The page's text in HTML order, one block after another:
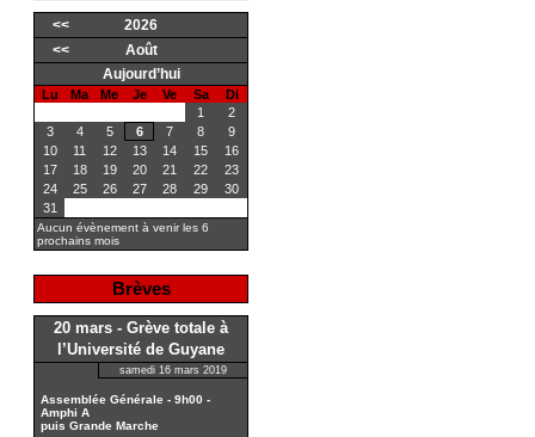
<<
2026
<<
Août
Aujourd’hui
Lu Ma Me Je Ve Sa
Di
1
2
3
4 5 6 7 8
9
10
11 12 13 14 15
16
17
18 19 20 21 22
23
24
25 26 27 28 29
30
31
Aucun évènement à venir les 6
prochains mois
Brèves
20 mars - Grève totale à
l’Université de Guyane
samedi 16 mars 2019
Assemblée Générale - 9h00 -
Amphi A
puis Grande Marche